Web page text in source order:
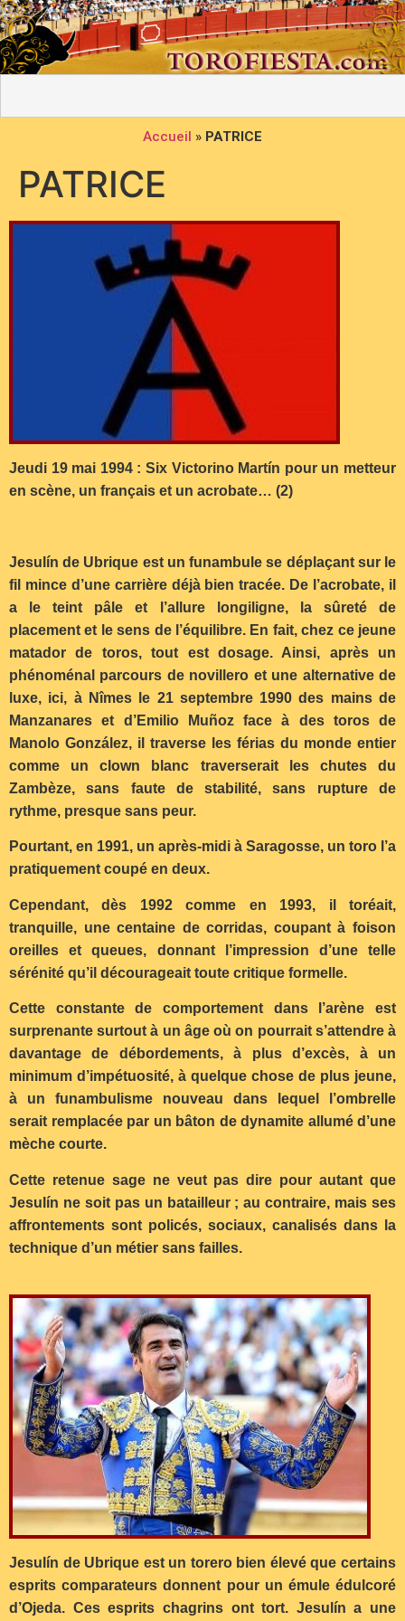
Accueil » PATRICE
PATRICE
Jeudi 19 mai 1994 : Six Victorino Martín pour un metteur
en scène, un français et un acrobate… (2)
Jesulín de Ubrique est un funambule se déplaçant sur le
fil mince d’une carrière déjà bien tracée. De l’acrobate, il
a le teint pâle et l’allure longiligne, la sûreté de
placement et le sens de l’équilibre. En fait, chez ce jeune
matador de toros, tout est dosage. Ainsi, après un
phénoménal parcours de novillero et une alternative de
luxe, ici, à Nîmes le 21 septembre 1990 des mains de
Manzanares et d’Emilio Muñoz face à des toros de
Manolo González, il traverse les férias du monde entier
comme un clown blanc traverserait les chutes du
Zambèze, sans faute de stabilité, sans rupture de
rythme, presque sans peur.
Pourtant, en 1991, un après-midi à Saragosse, un toro l’a
pratiquement coupé en deux.
Cependant, dès 1992 comme en 1993, il toréait,
tranquille, une centaine de corridas, coupant à foison
oreilles et queues, donnant l’impression d’une telle
sérénité qu’il décourageait toute critique formelle.
Cette constante de comportement dans l’arène est
surprenante surtout à un âge où on pourrait s’attendre à
davantage de débordements, à plus d’excès, à un
minimum d’impétuosité, à quelque chose de plus jeune,
à un funambulisme nouveau dans lequel l’ombrelle
serait remplacée par un bâton de dynamite allumé d’une
mèche courte.
Cette retenue sage ne veut pas dire pour autant que
Jesulín ne soit pas un batailleur ; au contraire, mais ses
affrontements sont policés, sociaux, canalisés dans la
technique d’un métier sans failles.
Jesulín de Ubrique est un torero bien élevé que certains
esprits comparateurs donnent pour un émule édulcoré
d’Ojeda. Ces esprits chagrins ont tort. Jesulín a une